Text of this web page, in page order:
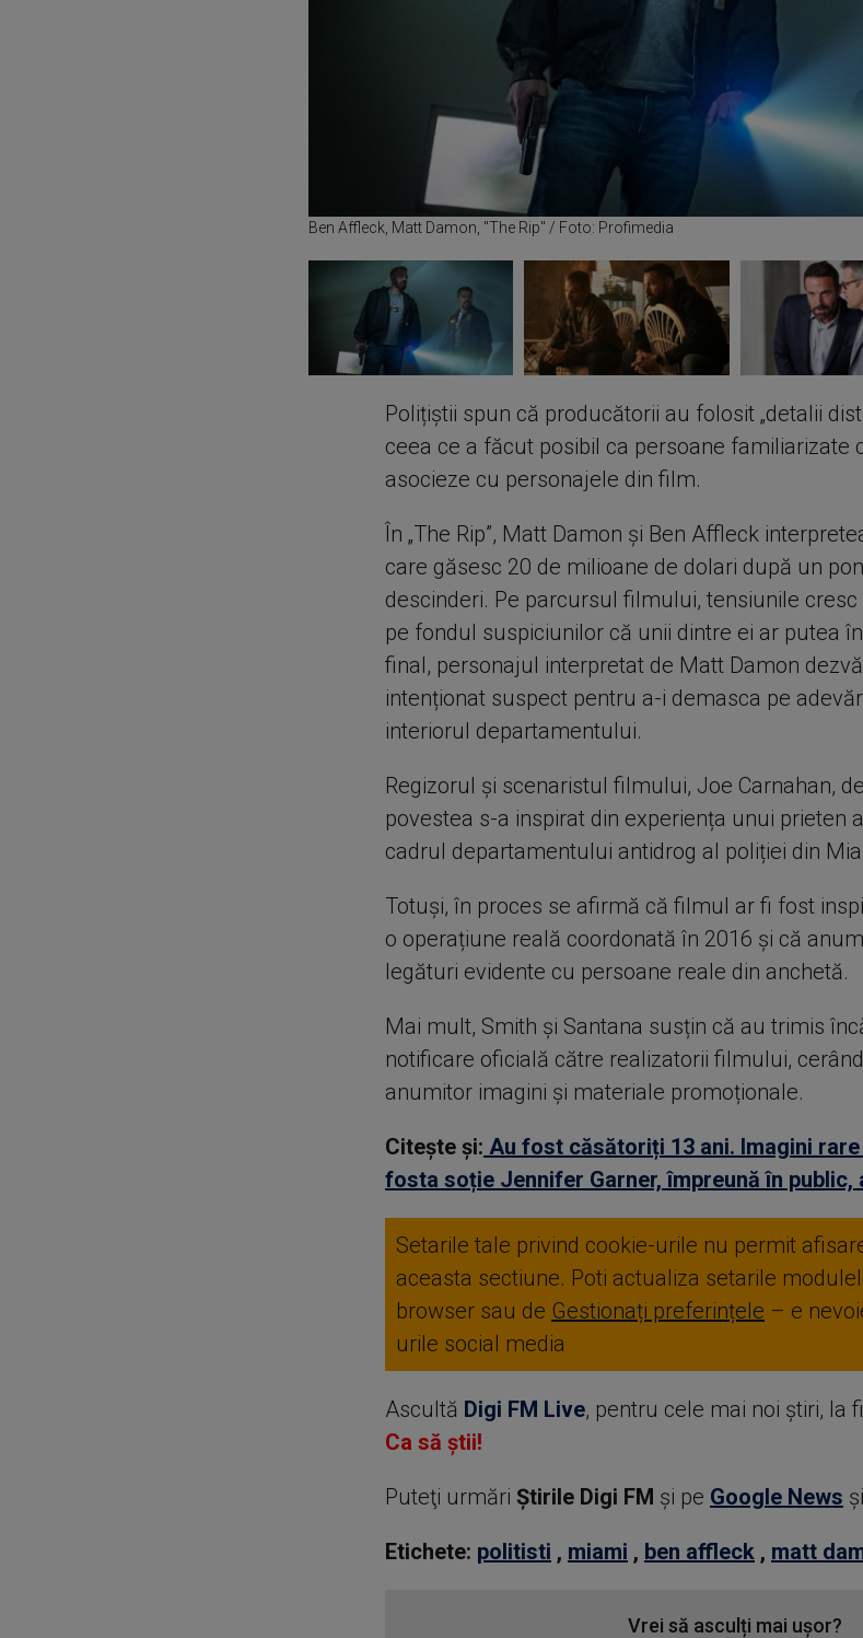
Ben Affleck, Matt Damon, "The Rip" / Foto: Profimedia
Polițiștii spun că producătorii au folosit „detalii
ceea ce a făcut posibil ca persoane familiarizate
asocieze cu personajele din film.
În „The Rip”, Matt Damon și Ben Affleck
care găsesc 20 de milioane de dolari după un
descinderi. Pe parcursul filmului, tensiunile
pe fondul suspiciunilor că unii dintre ei ar putea
final, personajul interpretat de Matt Damon
intenționat suspect pentru a-i demasca pe
interiorul departamentului.
Regizorul și scenaristul filmului, Joe Carnahan,
povestea s-a inspirat din experiența unui prieten
cadrul departamentului antidrog al poliției din
Totuși, în proces se afirmă că filmul ar fi fost
o operațiune reală coordonată în 2016 și că
legături evidente cu persoane reale din anchetă.
Mai mult, Smith și Santana susțin că au trimis
notificare oficială către realizatorii filmului,
anumitor imagini și materiale promoționale.
Citește și: Au fost căsătoriți 13 ani. Imagini
fosta soție Jennifer Garner, împreună în
Setarile tale privind cookie-urile nu permit
aceasta sectiune. Poti actualiza setarile
browser sau de Gestionați preferințele – e
urile social media
Ascultă Digi FM Live, pentru cele mai noi știri, la
Ca să știi!
Puteţi urmări Știrile Digi FM şi pe Google News şi
Etichete: politisti , miami , ben affleck, matt
Vrei să asculți mai ușor?